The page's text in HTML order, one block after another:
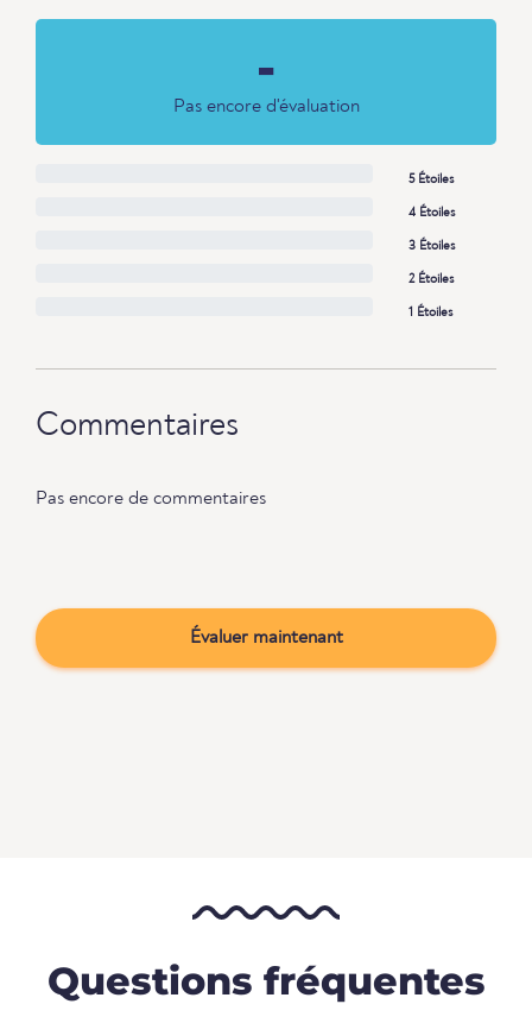
-
Pas encore d'évaluation
5 Étoiles
4 Étoiles
3 Étoiles
2 Étoiles
1 Étoiles
Commentaires
Pas encore de commentaires
Évaluer maintenant
Questions fréquentes